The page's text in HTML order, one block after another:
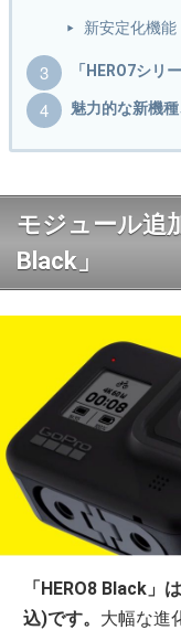
新安定化機能
「HERO7シリ
魅力的な新機
モジュール追
Black」
「HERO8 Black」
込)です。 大幅な進